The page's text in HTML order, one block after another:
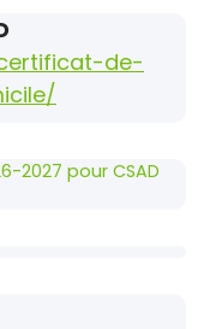
de-
2027 pour CSAD